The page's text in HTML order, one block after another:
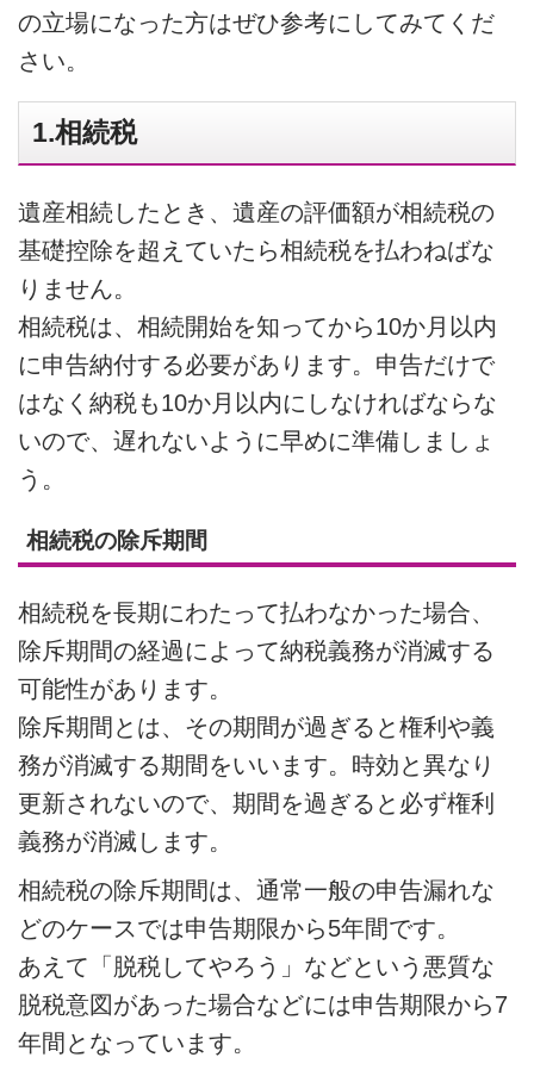
の立場になった方はぜひ参考にしてみてくだ
さい。
1.相続税
遺産相続したとき、遺産の評価額が相続税の
基礎控除を超えていたら相続税を払わねばな
りません。
相続税は、相続開始を知ってから10か月以内
に申告納付する必要があります。申告だけで
はなく納税も10か月以内にしなければならな
いので、遅れないように早めに準備しましょ
う。
相続税の除斥期間
相続税を長期にわたって払わなかった場合、
除斥期間の経過によって納税義務が消滅する
可能性があります。
除斥期間とは、その期間が過ぎると権利や義
務が消滅する期間をいいます。時効と異なり
更新されないので、期間を過ぎると必ず権利
義務が消滅します。
相続税の除斥期間は、通常一般の申告漏れな
どのケースでは申告期限から5年間です。
あえて「脱税してやろう」などという悪質な
脱税意図があった場合などには申告期限から7
年間となっています。